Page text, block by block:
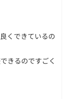
くできているの
きるのですごく